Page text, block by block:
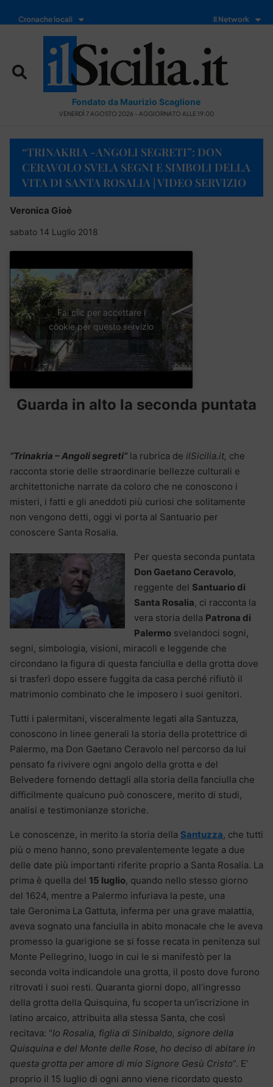
Cronache locali Il Network
Fondato da Maurizio Scaglione
VENERDÌ 7 AGOSTO 2026 - AGGIORNATO ALLE 19:00
“TRINAKRIA -ANGOLI SEGRETI”: DON
CERAVOLO SVELA SEGNI E SIMBOLI DELLA
VITA DI SANTA ROSALIA | VIDEO SERVIZIO
Veronica Gioè
sabato 14 Luglio 2018
Fai clic per accettare i
cookie per questo servizio
Guarda in alto la seconda puntata
“Trinakria – Angoli segreti”la rubrica de ilSicilia.it, che
racconta storie delle straordinarie bellezze culturali e
architettoniche narrate da coloro che ne conoscono i
misteri, i fatti e gli aneddoti più curiosi che solitamente
non vengono detti, oggi vi porta al Santuario per
conoscere Santa Rosalia.
Per questa seconda puntata
Don Gaetano Ceravolo,
reggente del Santuario di
Santa Rosalia, ci racconta la
vera storia della Patrona di
Palermo svelandoci sogni,
segni, simbologia, visioni, miracoli e leggende che
circondano la figura di questa fanciulla e della grotta dove
si trasferì dopo essere fuggita da casa perché rifiutò il
matrimonio combinato che le imposero i suoi genitori.
Tutti i palermitani, visceralmente legati alla Santuzza,
conoscono in linee generali la storia della protettrice di
Palermo, ma Don Gaetano Ceravolo nel percorso da lui
pensato fa rivivere ogni angolo della grotta e del
Belvedere fornendo dettagli alla storia della fanciulla che
difficilmente qualcuno può conoscere, merito di studi,
analisi e testimonianze storiche.
Le conoscenze, in merito la storia della Santuzza, che tutti
più o meno hanno, sono prevalentemente legate a due
delle date più importanti riferite proprio a Santa Rosalia. La
prima è quella del 15 luglio, quando nello stesso giorno
del 1624, mentre a Palermo infuriava la peste, una
tale Geronima La Gattuta, inferma per una grave malattia,
aveva sognato una fanciulla in abito monacale che le aveva
promesso la guarigione se si fosse recata in penitenza sul
Monte Pellegrino, luogo in cui le si manifestò per la
seconda volta indicandole una grotta, il posto dove furono
ritrovati i suoi resti. Quaranta giorni dopo, all’ingresso
della grotta della Quisquina, fu scoperta un’iscrizione in
latino arcaico, attribuita alla stessa Santa, che così
recitava: “Io Rosalia, figlia di Sinibaldo, signore della
Quisquina e del Monte delle Rose, ho deciso di abitare in
questa grotta per amore di mio Signore Gesù Cristo”. E’
proprio il 15 luglio di ogni anno viene ricordato questo